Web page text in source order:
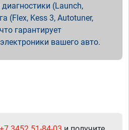
(Launch,
(Flex, Kess 3, Autotuner,
гарантирует
вашего авто.